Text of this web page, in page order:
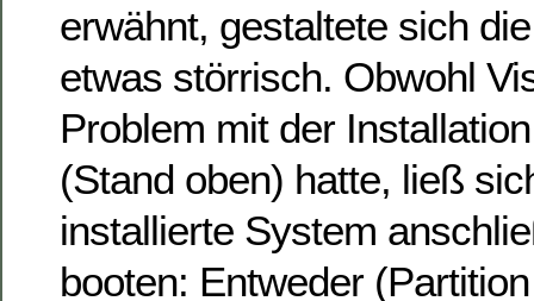
erwähnt, gestaltete sich
etwas störrisch. Obwohl
Problem mit der
(Stand oben) hatte, ließ
installierte System
booten: Entweder